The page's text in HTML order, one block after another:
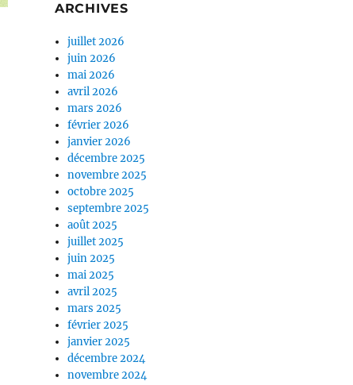
ARCHIVES
juillet 2026
juin 2026
mai 2026
avril 2026
mars 2026
février 2026
janvier 2026
décembre 2025
novembre 2025
octobre 2025
septembre 2025
août 2025
juillet 2025
juin 2025
mai 2025
avril 2025
mars 2025
février 2025
janvier 2025
décembre 2024
novembre 2024